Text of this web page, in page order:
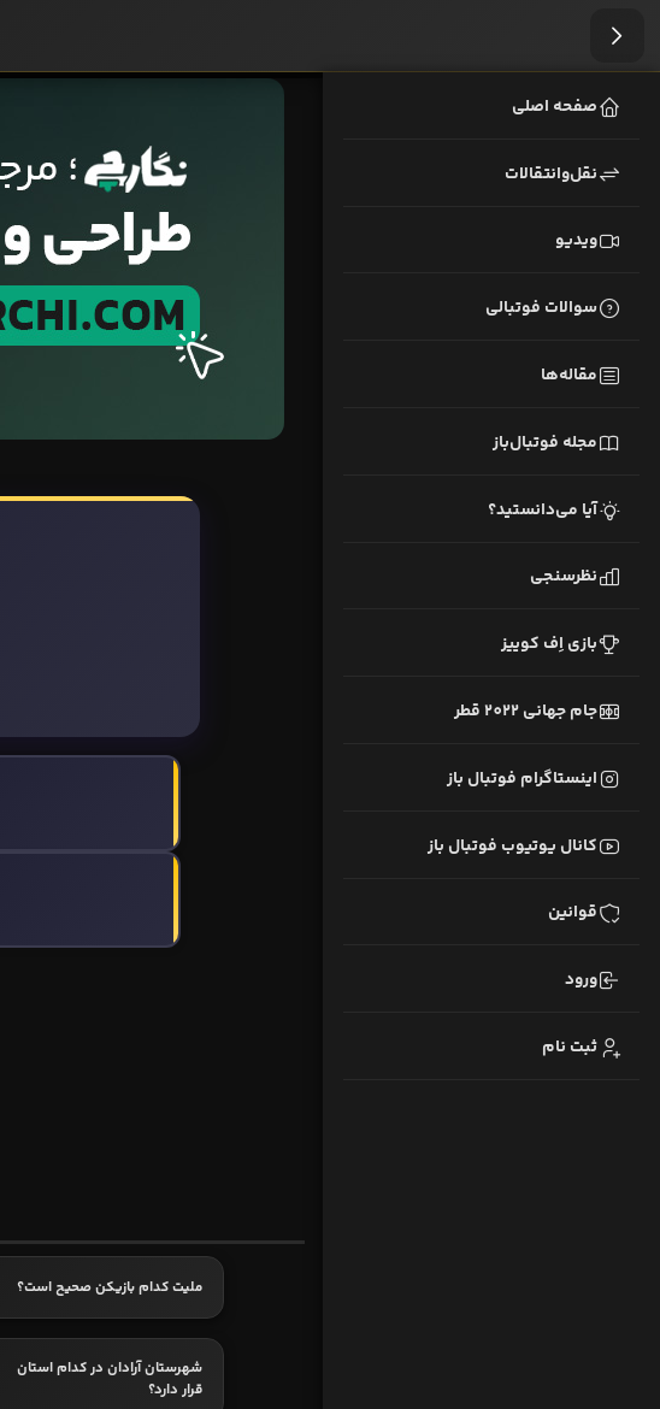
صفحه اصلی
نقل‌وانتقالات
ویدیو
سوالات فوتبالی
مقاله‌ها
مجله فوتبال‌باز
آیا می‌دانستید؟
نظرسنجی
بازی اِف کوییز
جام جهانی 2022 قطر
اینستاگرام فوتبال باز
کانال یوتیوب فوتبال باز
قوانین
ورود
ثبت نام
ملیت کدام بازیکن صحیح است؟
شهرستان آرادان در کدام استان
قرار دارد؟